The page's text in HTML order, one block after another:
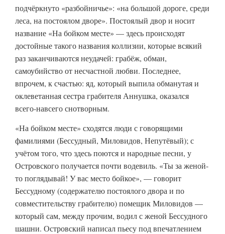
подчёркнуто «разбойничье»: «на большой дороге, среди
леса, на постоялом дворе». Постоялый двор и носит
название «На бойком месте» — здесь происходят
достойные такого названия коллизии, которые всякий
раз заканчиваются неудачей: грабёж, обман,
самоубийство от несчастной любви. Последнее,
впрочем, к счастью: яд, который выпила обманутая и
оклеветанная сестра грабителя Аннушка, оказался
всего-навсего снотворным.
«На бойком месте» сходятся люди с говорящими
фамилиями (Бессудный, Миловидов, Непутёвый); с
учётом того, что здесь поются и народные песни, у
Островского получается почти водевиль. «Ты за женой-
то поглядывай! У вас место бойкое», — говорит
Бессудному (содержателю постоялого двора и по
совместительству грабителю) помещик Миловидов —
который сам, между прочим, водил с женой Бессудного
шашни. Островский написал пьесу под впечатлением